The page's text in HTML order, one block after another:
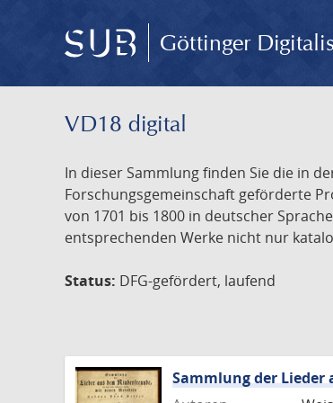
Göttinger
VD18 digital
In dieser Sammlung finden Sie die in
Forschungsgemeinschaft geförderte
von 1701 bis 1800 in deutscher
entsprechenden Werke nicht nur
Status: DFG-gefördert, laufend
Sammlung der